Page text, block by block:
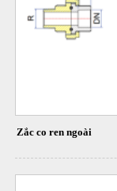
Zắc co ren ngoài